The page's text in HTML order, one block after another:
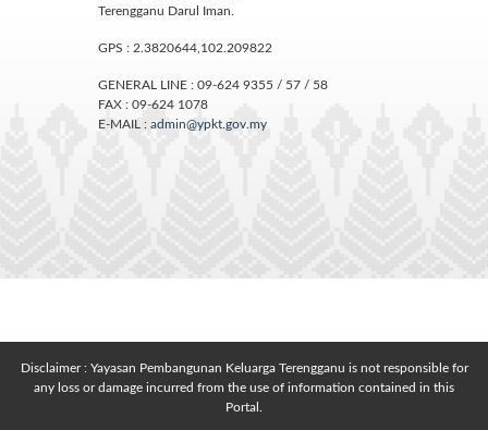
Terengganu Darul Iman.
GPS : 2.3820644,102.209822
GENERAL LINE : 09-624 9355 / 57 / 58
FAX : 09-624 1078
E-MAIL : admin@ypkt.gov.my
Disclaimer : Yayasan Pembangunan Keluarga Terengganu is not responsible for
any loss or damage incurred from the use of information contained in this
Portal.